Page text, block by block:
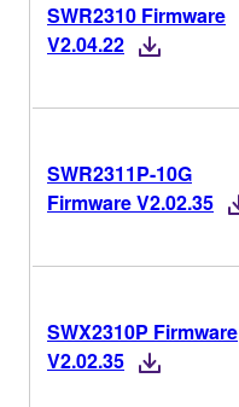
SWR2310 Firmware
V2.04.22
SWR2311P-10G
Firmware V2.02.35
SWX2310P Firmware
V2.02.35